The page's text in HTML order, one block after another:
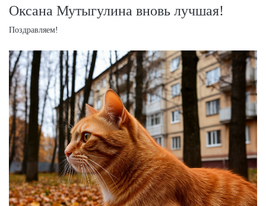
Оксана Мутыгулина вновь лучшая!
Поздравляем!